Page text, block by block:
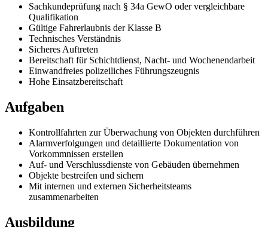
Sachkundeprüfung nach § 34a GewO oder vergleichbare
Qualifikation
Gültige Fahrerlaubnis der Klasse B
Technisches Verständnis
Sicheres Auftreten
Bereitschaft für Schichtdienst, Nacht- und Wochenendarbeit
Einwandfreies polizeiliches Führungszeugnis
Hohe Einsatzbereitschaft
Aufgaben
Kontrollfahrten zur Überwachung von Objekten durchführen
Alarmverfolgungen und detaillierte Dokumentation von
Vorkommnissen erstellen
Auf- und Verschlussdienste von Gebäuden übernehmen
Objekte bestreifen und sichern
Mit internen und externen Sicherheitsteams
zusammenarbeiten
Ausbildung